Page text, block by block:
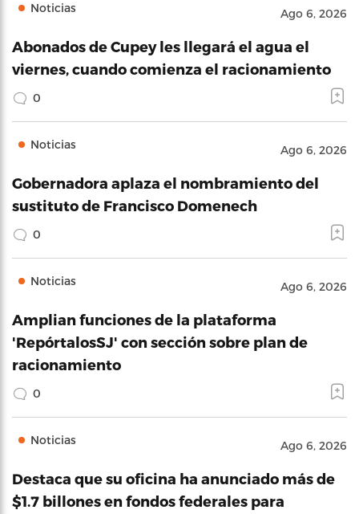
Noticias Ago 6, 2026
Abonados de Cupey les llegará el agua el
viernes, cuando comienza el racionamiento
0
Noticias Ago 6, 2026
Gobernadora aplaza el nombramiento del
sustituto de Francisco Domenech
0
Noticias Ago 6, 2026
Amplian funciones de la plataforma
'RepórtalosSJ' con sección sobre plan de
racionamiento
0
Noticias Ago 6, 2026
Destaca que su oficina ha anunciado más de
$1.7 billones en fondos federales para